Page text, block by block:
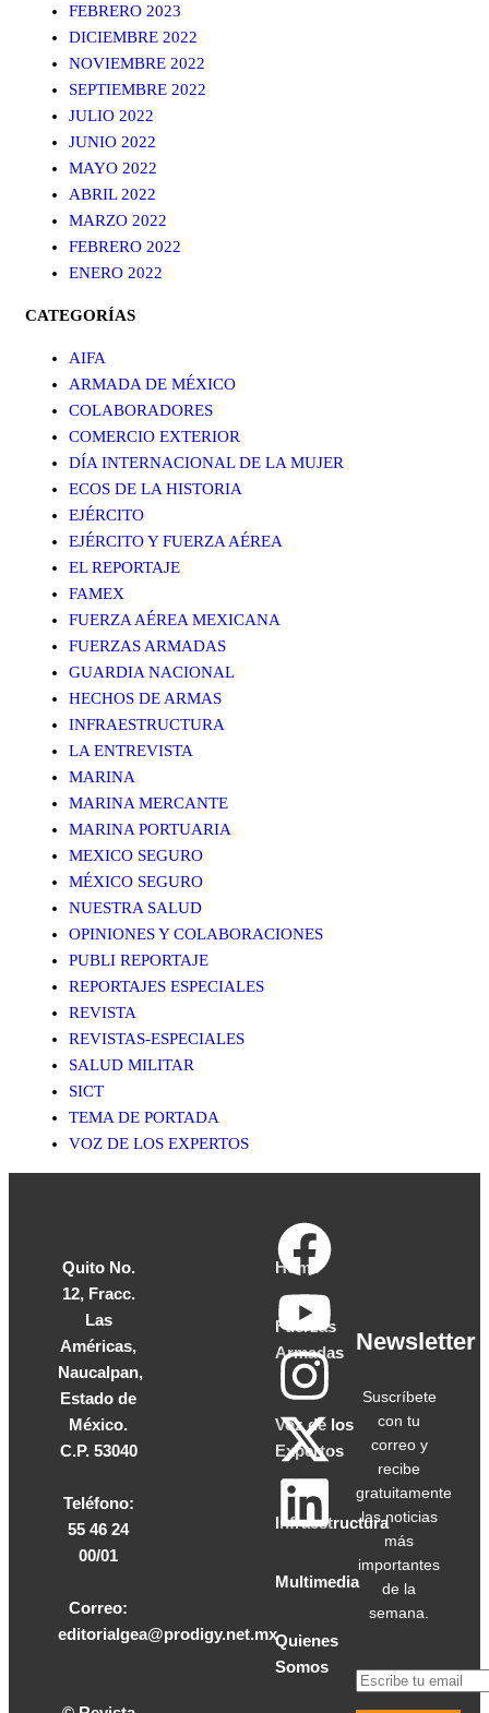
FEBRERO 2023
DICIEMBRE 2022
NOVIEMBRE 2022
SEPTIEMBRE 2022
JULIO 2022
JUNIO 2022
MAYO 2022
ABRIL 2022
MARZO 2022
FEBRERO 2022
ENERO 2022
CATEGORÍAS
AIFA
ARMADA DE MÉXICO
COLABORADORES
COMERCIO EXTERIOR
DÍA INTERNACIONAL DE LA MUJER
ECOS DE LA HISTORIA
EJÉRCITO
EJÉRCITO Y FUERZA AÉREA
EL REPORTAJE
FAMEX
FUERZA AÉREA MEXICANA
FUERZAS ARMADAS
GUARDIA NACIONAL
HECHOS DE ARMAS
INFRAESTRUCTURA
LA ENTREVISTA
MARINA
MARINA MERCANTE
MARINA PORTUARIA
MEXICO SEGURO
MÉXICO SEGURO
NUESTRA SALUD
OPINIONES Y COLABORACIONES
PUBLI REPORTAJE
REPORTAJES ESPECIALES
REVISTA
REVISTAS-ESPECIALES
SALUD MILITAR
SICT
TEMA DE PORTADA
VOZ DE LOS EXPERTOS
Quito No.
12, Fracc.
Las
Américas,
Naucalpan,
Estado de
México.
C.P. 53040
Teléfono:
55 46 24
00/01
Correo:
editorialgea@prodigy.net.mx
Home
Fuerzas
Armadas
Voz de los
Expertos
Infraestructura
Multimedia
Quienes
Somos
Newsletter
Suscríbete
con tu
correo y
recibe
gratuitamente
las noticias
más
importantes
de la
semana.